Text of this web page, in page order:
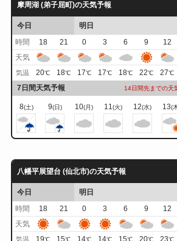
摩周湖 (弟子屈町)の天気予報
今日
明日
時間
18 21 0 3 6 9 12
天気
気温 20℃ 18℃ 17℃ 17℃ 18℃ 22℃ 27℃
7日間天気予報 14日間先までの天
8(土) 9(日) 10(月) 11(火) 12(水) 13(
八幡平展望台 (仙北市)の天気予報
今日
明日
時間
18 21 0 3 6 9 12
天気
気温 19℃ 15℃ 14℃ 14℃ 15℃ 20℃ 23℃